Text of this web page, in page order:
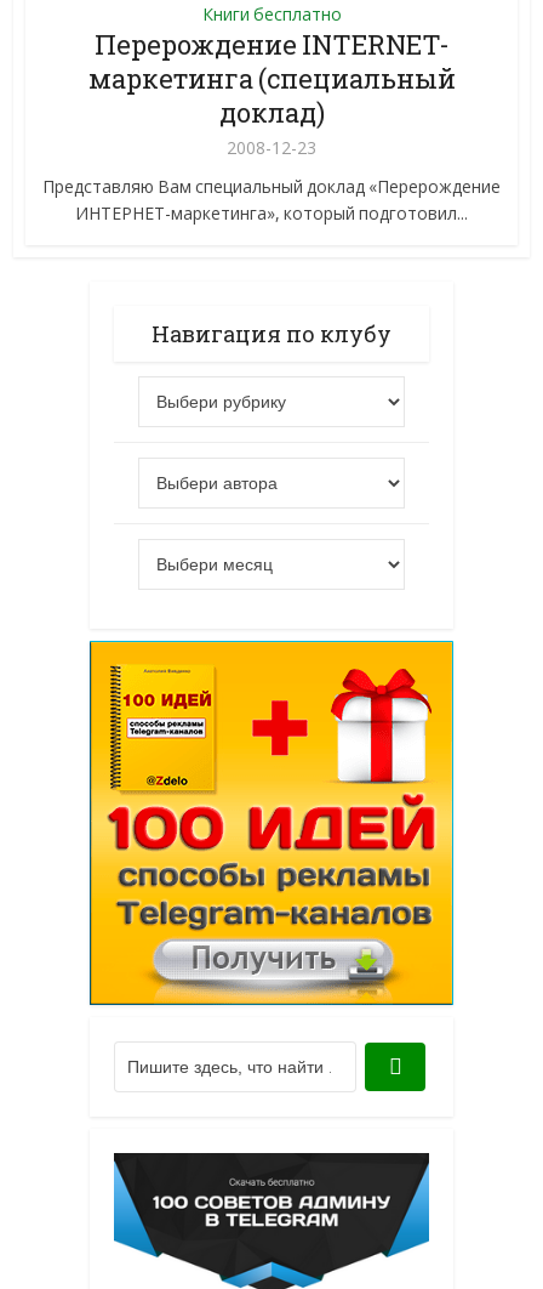
Книги бесплатно
Перерождение INTERNET-
маркетинга (специальный
доклад)
2008-12-23
Представляю Вам специальный доклад «Перерождение
ИНТЕРНЕТ-маркетинга», который подготовил...
Навигация по клубу